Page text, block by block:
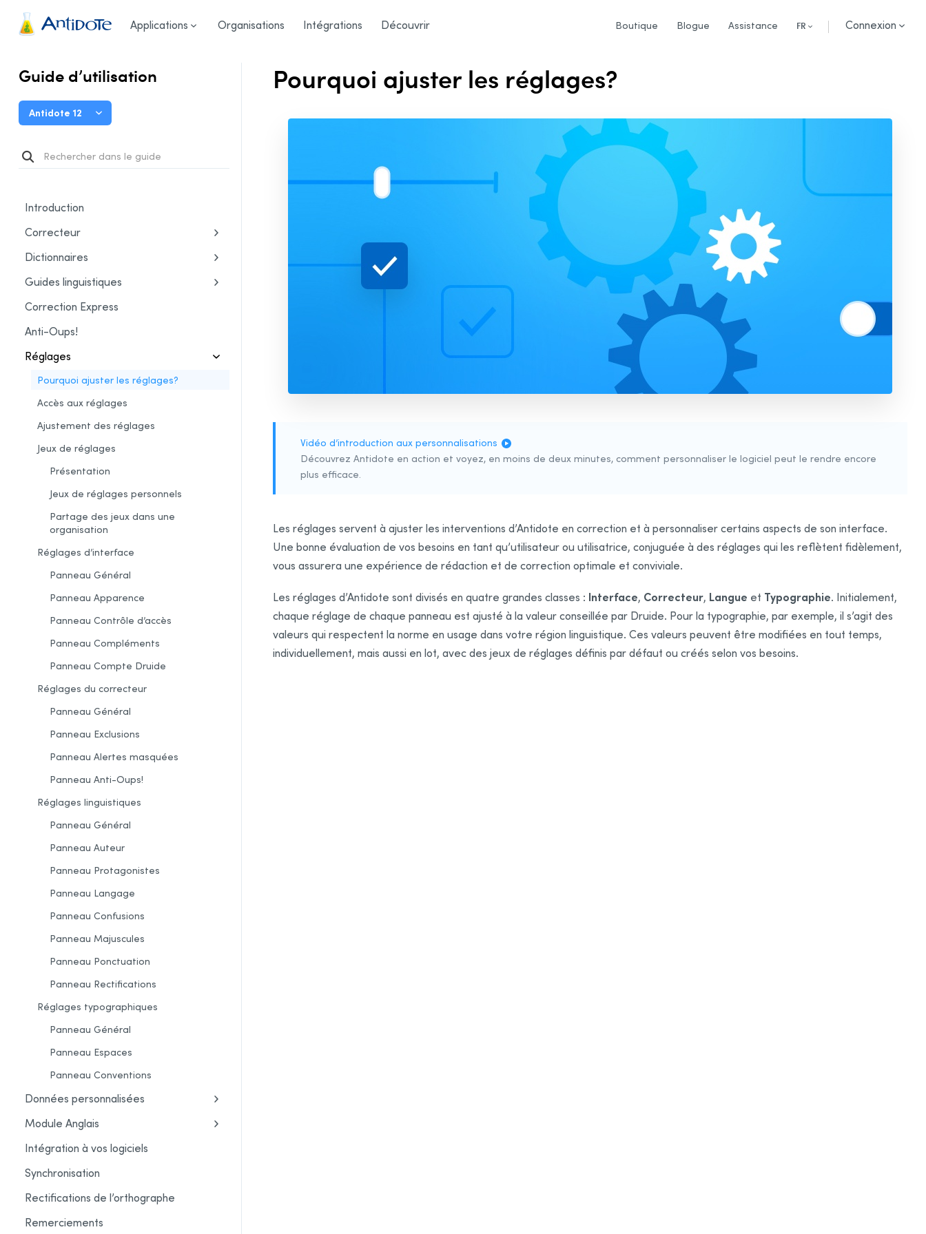
Antidote Applications Organisations Intégrations Découvrir Boutique Blogue Assistance FR Connexion
Guide d’utilisation / Réglages Pourquoi ajuster les réglages?
Guide d’utilisation
Antidote 12
Introduction
Correcteur
Dictionnaires
Guides linguistiques
Correction Express
Anti-Oups!
Réglages
Pourquoi ajuster les réglages?
Accès aux réglages
Ajustement des réglages
Jeux de réglages
Présentation
Jeux de réglages personnels
Partage des jeux dans une
organisation
Réglages d’interface
Panneau Général
Panneau Apparence
Panneau Contrôle d’accès
Panneau Compléments
Panneau Compte Druide
Réglages du correcteur
Panneau Général
Panneau Exclusions
Panneau Alertes masquées
Panneau Anti-Oups!
Réglages linguistiques
Panneau Général
Panneau Auteur
Panneau Protagonistes
Panneau Langage
Panneau Confusions
Panneau Majuscules
Panneau Ponctuation
Panneau Rectifications
Réglages typographiques
Panneau Général
Panneau Espaces
Panneau Conventions
Données personnalisées
Module Anglais
Intégration à vos logiciels
Synchronisation
Rectifications de l’orthographe
Remerciements
Pourquoi ajuster les réglages?
Vidéo d’introduction aux personnalisations
Découvrez Antidote en action et voyez, en moins de deux minutes, comment personnaliser le logiciel peut le rendre encore
plus efficace.
Les réglages servent à ajuster les interventions d’Antidote en correction et à personnalisercertains aspects de son interface.
Une bonne évaluation de vos besoins en tant qu’utilisateur ou utilisatrice, conjuguée à des réglages qui les reflètent fidèlement,
vous assurera une expérience de rédaction et de correction optimale et conviviale.
Les réglages d’Antidote sont divisés en quatre grandes classes : Interface, Correcteur, Langue et Typographie. Initialement,
chaque réglage de chaque panneau est ajusté à la valeur conseillée par Druide. Pour la typographie, par exemple, il s’agit des
valeurs qui respectent la norme en usage dans votre région linguistique. Ces valeurs peuvent être modifiées en tout temps,
individuellement, mais aussi en lot, avec des jeux de réglages définis par défaut ou créés selon vos besoins.